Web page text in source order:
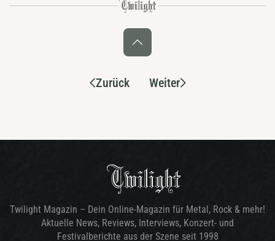
Zurück Weiter
Twilight Magazin – Dein Online-Magazin für Metal, Rock & mehr!
Aktuelle News, Reviews, Interviews, Konzert- und
Festivalberichte aus der Szene seit 1998